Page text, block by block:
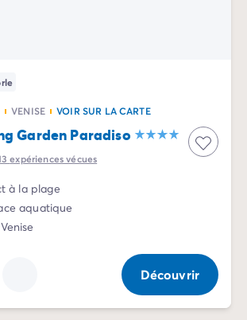
VENISE VOIR SUR LA CARTE
Garden Paradiso
expériences vécues
à la plage
aquatique
Découvrir